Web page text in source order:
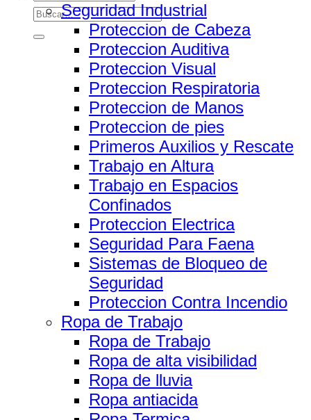
Buscar
por:
Seguridad Industrial
Proteccion de Cabeza
Proteccion Auditiva
Proteccion Visual
Proteccion Respiratoria
Proteccion de Manos
Proteccion de pies
Primeros Auxilios y Rescate
Trabajo en Altura
Trabajo en Espacios
Confinados
Proteccion Electrica
Seguridad Para Faena
Sistemas de Bloqueo de
Seguridad
Proteccion Contra Incendio
Ropa de Trabajo
Ropa de Trabajo
Ropa de alta visibilidad
Ropa de lluvia
Ropa antiacida